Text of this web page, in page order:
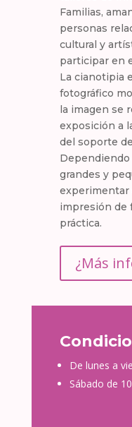
Familias,
personas
cultural y
participar en
La cianotipia
fotográfico
la imagen se
exposición a
del soporte
Dependiendo
grandes y
experimentar
impresión de
práctica.
¿Más
De lunes a
Sábado de